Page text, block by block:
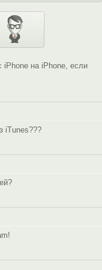
iPhone на iPhone, если
iTunes???